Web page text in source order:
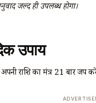
जल्द ही उपलब्ध होगा।
उपाय
अपनी राशि का मंत्र 21 बार जप